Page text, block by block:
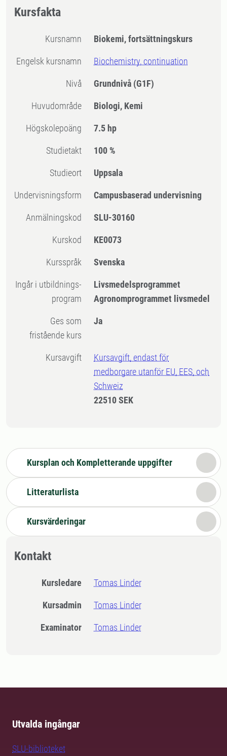
Kursfakta
Kursnamn Biokemi, fortsättningskurs
Engelsk kursnamn Biochemistry, continuation
Nivå Grundnivå (G1F)
Huvudområde Biologi, Kemi
högskolepoäng 7.5 hp
Studietakt 100 %
Studieort Uppsala
Undervisningsform Campusbaserad undervisning
Anmälningskod SLU-30160
Kurskod KE0073
Kursspråk Svenska
Ingår i utbildnings-
program
Livsmedelsprogrammet
Agronomprogrammet livsmedel
Ges som
fristående kurs
Ja
Kursavgift
Kursavgift, endast för
medborgare utanför EU, EES, och
Schweiz
22510 SEK
Kursplan och Kompletterande uppgifter
Litteraturlista
Kursvärderingar
Kontakt
Kursledare Tomas Linder
Kursadmin Tomas Linder
Examinator Tomas Linder
Utvalda ingångar
SLU-biblioteket